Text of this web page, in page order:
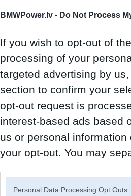
BMWPower.lv - Do Not Process
If you wish to opt-out of
processing of your
targeted advertising by
section to confirm your
opt-out request is
interest-based ads based
us or personal
your opt-out. You may
Personal Data Processing Opt Outs